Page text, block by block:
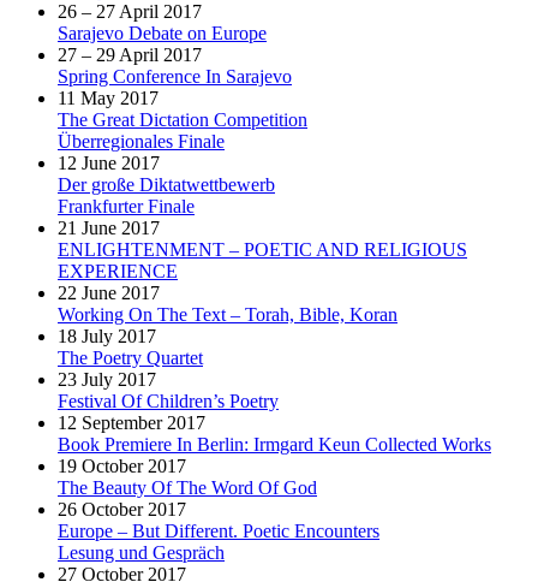
26 – 27 April 2017
Sarajevo Debate on Europe
27 – 29 April 2017
Spring Conference In Sarajevo
11 May 2017
The Great Dictation Competition
Überregionales Finale
12 June 2017
Der große Diktatwettbewerb
Frankfurter Finale
21 June 2017
ENLIGHTENMENT – POETIC AND RELIGIOUS
EXPERIENCE
22 June 2017
Working On The Text – Torah, Bible, Koran
18 July 2017
The Poetry Quartet
23 July 2017
Festival Of Children’s Poetry
12 September 2017
Book Premiere In Berlin: Irmgard Keun Collected Works
19 October 2017
The Beauty Of The Word Of God
26 October 2017
Europe – But Different. Poetic Encounters
Lesung und Gespräch
27 October 2017